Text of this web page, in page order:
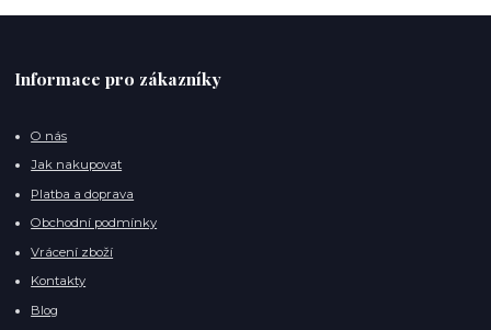
Informace pro zákazníky
O nás
Jak nakupovat
Platba a doprava
Obchodní podmínky
Vrácení zboží
Kontakty
Blog